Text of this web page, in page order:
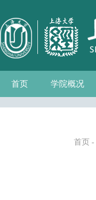
首页 学院概况
学院介绍
现任领导
组织机构
学院愿景
首页 -